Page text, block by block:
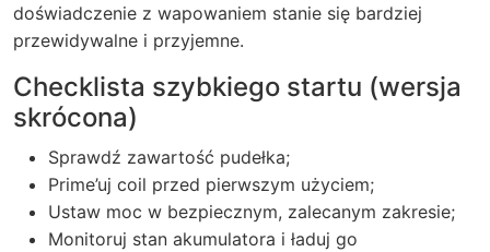
doświadczenie z wapowaniem stanie się bardziej
przewidywalne i przyjemne.
Checklista szybkiego startu (wersja
skrócona)
Sprawdź zawartość pudełka;
Prime’uj coil przed pierwszym użyciem;
Ustaw moc w bezpiecznym, zalecanym zakresie;
Monitoruj stan akumulatora i ładuj go